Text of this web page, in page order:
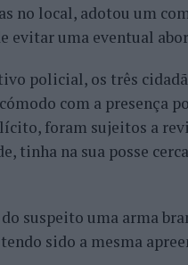
no local, adotou um
evitar uma eventual
policial, os três
com a presença
foram sujeitos a
tinha na sua posse
suspeito uma arma
sido a mesma